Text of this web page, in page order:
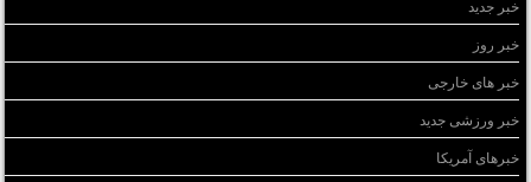
خبر جدید
خبر روز
خبر های خارجی
خبر ورزشی جدید
خبرهای آمریکا